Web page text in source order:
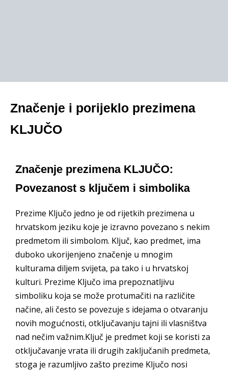
Značenje i porijeklo prezimena
KLJUČO
Značenje prezimena KLJUČO:
Povezanost s ključem i simbolika
Prezime Ključo jedno je od rijetkih prezimena u
hrvatskom jeziku koje je izravno povezano s nekim
predmetom ili simbolom. Ključ, kao predmet, ima
duboko ukorijenjeno značenje u mnogim
kulturama diljem svijeta, pa tako i u hrvatskoj
kulturi. Prezime Ključo ima prepoznatljivu
simboliku koja se može protumačiti na različite
načine, ali često se povezuje s idejama o otvaranju
novih mogućnosti, otključavanju tajni ili vlasništva
nad nečim važnim.Ključ je predmet koji se koristi za
otključavanje vrata ili drugih zaključanih predmeta,
stoga je razumljivo zašto prezime Ključo nosi